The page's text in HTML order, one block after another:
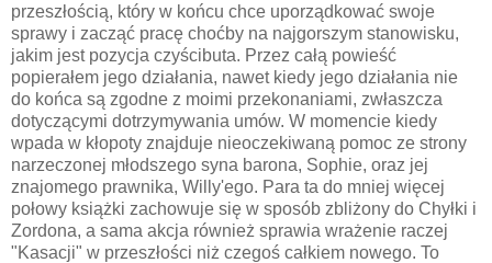
przeszłością, który w końcu chce uporządkować swoje
sprawy i zacząć pracę choćby na najgorszym stanowisku,
jakim jest pozycja czyścibuta. Przez całą powieść
popierałem jego działania, nawet kiedy jego działania nie
do końca są zgodne z moimi przekonaniami, zwłaszcza
dotyczącymi dotrzymywania umów. W momencie kiedy
wpada w kłopoty znajduje nieoczekiwaną pomoc ze strony
narzeczonej młodszego syna barona, Sophie, oraz jej
znajomego prawnika, Willy'ego. Para ta do mniej więcej
połowy książki zachowuje się w sposób zbliżony do Chyłki i
Zordona, a sama akcja również sprawia wrażenie raczej
"Kasacji" w przeszłości niż czegoś całkiem nowego. To